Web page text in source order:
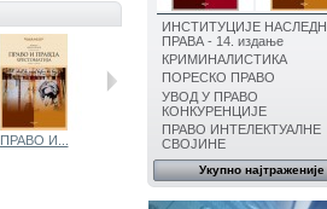
ПРАВО И... УВОД У ПРАВО
ИНСТИТУЦИЈЕ
ПРАВА - 14. издање
КРИМИНАЛИСТИКА
ПОРЕСКО ПРАВО
УВОД У ПРАВО
КОНКУРЕНЦИЈЕ
ПРАВО ИНТЕЛЕКТУАЛНЕ
СВОЈИНЕ
Укупно најтраженије